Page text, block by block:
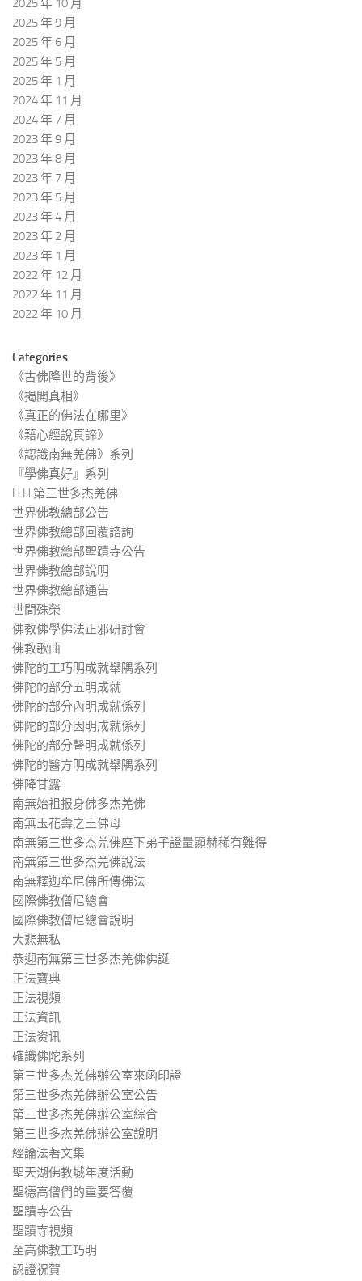
2025 年 10 月
2025 年 9 月
2025 年 6 月
2025 年 5 月
2025 年 1 月
2024 年 11 月
2024 年 7 月
2023 年 9 月
2023 年 8 月
2023 年 7 月
2023 年 5 月
2023 年 4 月
2023 年 2 月
2023 年 1 月
2022 年 12 月
2022 年 11 月
2022 年 10 月
Categories
《古佛降世的背後》
《揭開真相》
《真正的佛法在哪里》
《藉心經說真諦》
《認識南無羌佛》系列
『學佛真好』系列
H.H.第三世多杰羌佛
世界佛教總部公告
世界佛教總部回覆諮詢
世界佛教總部聖蹟寺公告
世界佛教總部說明
世界佛教總部通告
世間殊榮
佛教佛學佛法正邪研討會
佛教歌曲
佛陀的工巧明成就舉隅系列
佛陀的部分五明成就
佛陀的部分內明成就係列
佛陀的部分因明成就係列
佛陀的部分聲明成就係列
佛陀的醫方明成就舉隅系列
佛降甘露
南無始祖报身佛多杰羌佛
南無玉花壽之王佛母
南無第三世多杰羌佛座下弟子證量顯赫稀有難得
南無第三世多杰羌佛說法
南無釋迦牟尼佛所傳佛法
國際佛教僧尼總會
國際佛教僧尼總會說明
大悲無私
恭迎南無第三世多杰羌佛佛誕
正法寶典
正法視頻
正法資訊
正法资讯
確識佛陀系列
第三世多杰羌佛辦公室來函印證
第三世多杰羌佛辦公室公告
第三世多杰羌佛辦公室綜合
第三世多杰羌佛辦公室說明
經論法著文集
聖天湖佛教城年度活動
聖德高僧們的重要答覆
聖蹟寺公告
聖蹟寺視頻
至高佛教工巧明
認證祝賀